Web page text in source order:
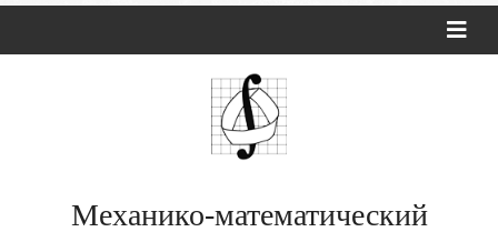
Механико-математический